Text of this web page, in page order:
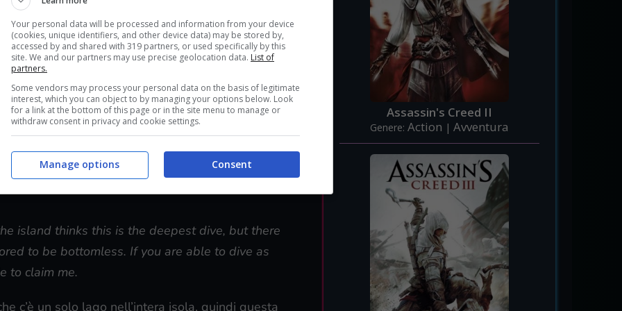
gli Ainigmata Ostraka presenti a
Ostraka.
una lapide nella grotta di Melissani, che si
Nel lago sotterraneo all’interno della grotta
island thinks this is the deepest dive, but there
to be bottomless. If you are able to dive as
to claim me.
c’è un solo lago nell’intera isola, quindi questa
Assassin's Creed II
Genere:Action |Avventura
Your personal data will be processed and information from your device
(cookies, unique identifiers, and other device data) may be stored by,
accessed by and shared with 319 partners, or used specifically by this
site. We and our partners may use precise geolocation data. List of
partners.
Some vendors may process your personal data on the basis of legitimate
interest, which you can object to by managing your options below. Look
for a link at the bottom of this page or in the site menu to manage or
withdraw consent in privacy and cookie settings.
Consent
Manage options